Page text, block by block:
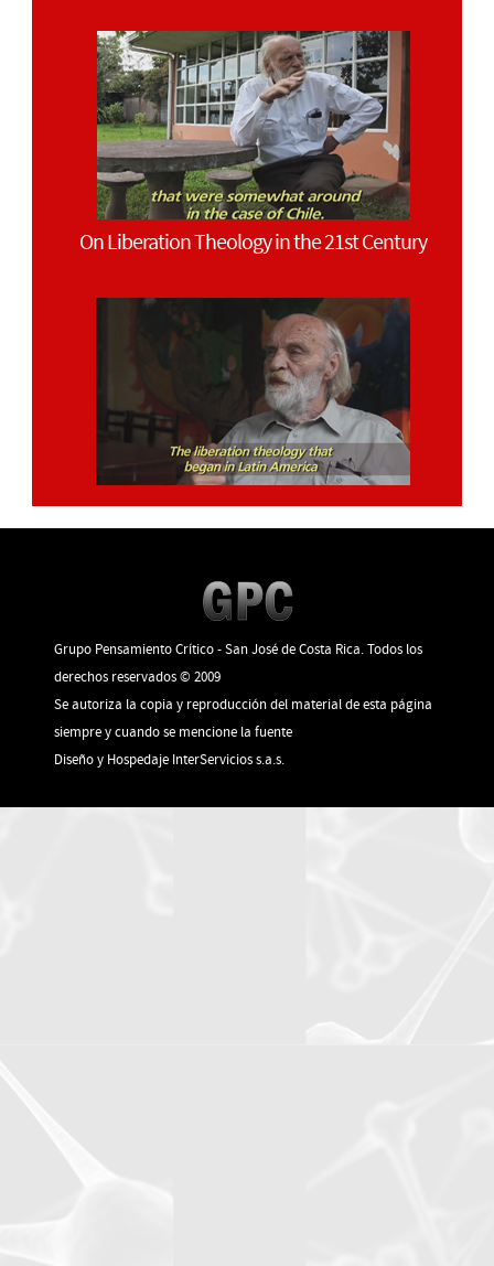
On Liberation Theology in the 21st Century
Grupo Pensamiento Crítico - San José de Costa Rica. Todos los
derechos reservados © 2009
Se autoriza la copia y reproducción del material de esta página
siempre y cuando se mencione la fuente
Diseño y Hospedaje InterServicios s.a.s.